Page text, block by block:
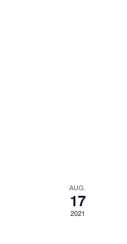
AUG.
17
2021